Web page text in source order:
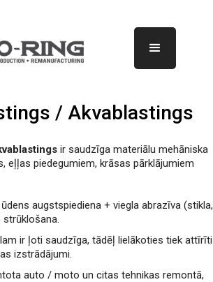
/ Akvablastings
ir saudzīga materiālu mehāniska
eļļas piedegumiem, krāsas pārklājumiem
augstspiediena + viegla abrazīva (stikla,
strūklošana.
ir ļoti saudzīga, tādēļ lielākoties tiek attīrīti
izstrādājumi.
auto / moto un citas tehnikas remontā,